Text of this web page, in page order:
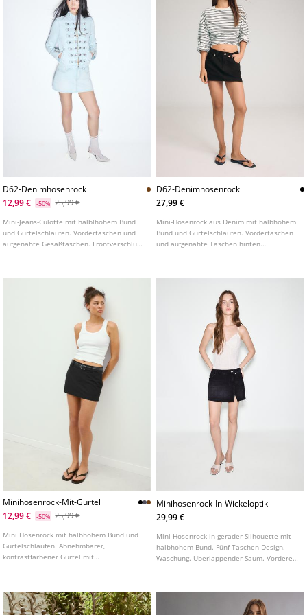
D62-Denimhosenrock
12,99 €
-50% 25,99 €
Mini-Jeans-Culotte mit halblhohem Bund
und Gürtelschlaufen. Vordertaschen und
aufgenähte Gesäßtaschen. Frontverschluss
D62-Denimhosenrock
27,99 €
Mini-Hosenrock aus Denim mit halbhohem
Bund und Gürtelschlaufen. Vordertaschen
und aufgenähte Taschen hinten.
Minihosenrock-Mit-Gurtel
12,99 €
-50% 25,99 €
Mini Hosenrock mit halbhohem Bund und
Gürtelschlaufen. Abnehmbarer,
kontrastfarbener Gürtel mit
verschiedenen Farben erhältlich.
Minihosenrock-In-Wickeloptik
29,99 €
Mini Hosenrock in gerader Silhouette mit
halbhohem Bund. Fünf Taschen Design.
Waschung. Überlappender Saum. Vorderer